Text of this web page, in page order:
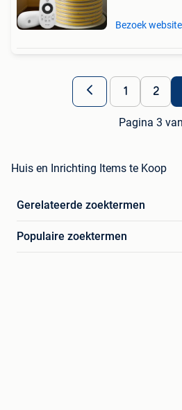
Bezoek website
1 2
Pagina 3
Huis en Inrichting Items te Koop
Gerelateerde zoektermen
Populaire zoektermen